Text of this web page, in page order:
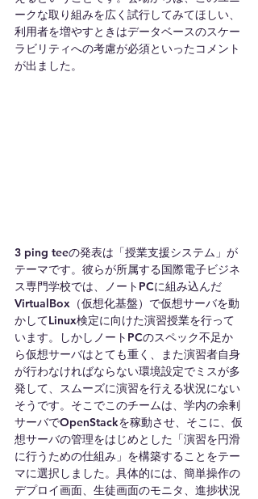
ークな取り組みを広く試行してみてほしい、
利用者を増やすときはデータベースのスケー
ラビリティへの考慮が必須といったコメント
が出ました。
3 ping teeの発表は「授業支援システム」が
テーマです。彼らが所属する国際電子ビジネ
ス専門学校では、ノートPCに組み込んだ
VirtualBox（仮想化基盤）で仮想サーバを動
かしてLinux検定に向けた演習授業を行って
います。しかしノートPCのスペック不足か
ら仮想サーバはとても重く、また演習者自身
が行わなければならない環境設定でミスが多
発して、スムーズに演習を行える状況にない
そうです。そこでこのチームは、学内の余剰
サーバでOpenStackを稼動させ、そこに、仮
想サーバの管理をはじめとした「演習を円滑
に行うための仕組み」を構築することをテー
マに選択しました。具体的には、簡単操作の
デプロイ画面、生徒画面のモニタ、進捗状況